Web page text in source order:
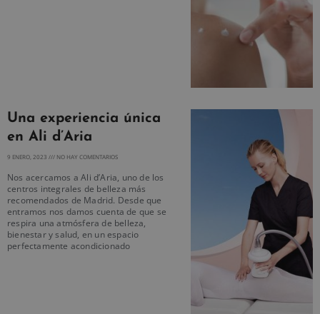
Una experiencia única
en Ali d’Aria
9 ENERO, 2023 NO HAY COMENTARIOS
Nos acercamos a Ali d’Aria, uno de los
centros integrales de belleza más
recomendados de Madrid. Desde que
entramos nos damos cuenta de que se
respira una atmósfera de belleza,
bienestar y salud, en un espacio
perfectamente acondicionado